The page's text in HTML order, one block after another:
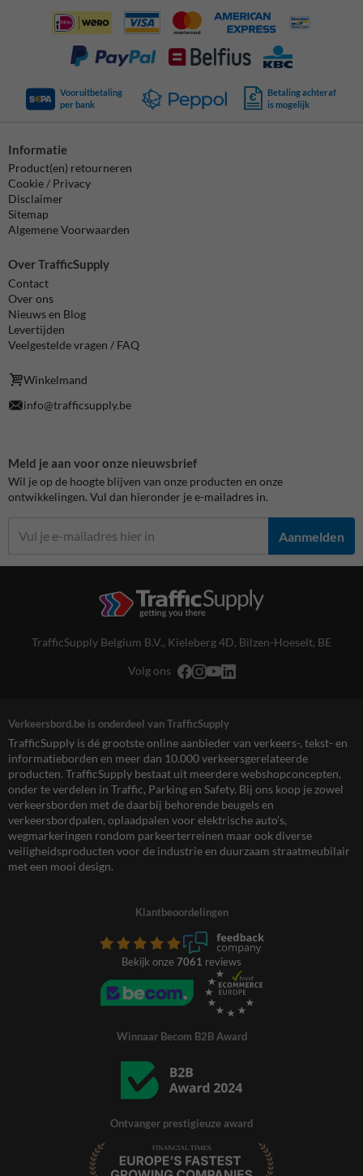
Vooruitbetaling
per bank
Betaling achteraf
is mogelijk
Informatie
Product(en) retourneren
Cookie / Privacy
Disclaimer
Sitemap
Algemene Voorwaarden
Over TrafficSupply
Contact
Over ons
Nieuws en Blog
Levertijden
Veelgestelde vragen / FAQ
Winkelmand
info@trafficsupply.be
Meld je aan voor onze nieuwsbrief
Wil je op de hoogte blijven van onze producten en onze
ontwikkelingen. Vul dan hieronder je e-mailadres in.
Aanmelden
TrafficSupply Belgium B.V., Kieleberg 4D, Bilzen-Hoeselt, BE
Volg ons
Verkeersbord.be is onderdeel van TrafficSupply
TrafficSupply is dé grootste online aanbieder van verkeers-, tekst- en
informatieborden en meer dan 10.000 verkeersgerelateerde
producten. TrafficSupply bestaat uit meerdere webshopconcepten,
onder te verdelen in Traffic, Parking en Safety. Bij ons koop je zowel
verkeersborden met de daarbij behorende beugels en
verkeersbordpalen, oplaadpalen voor elektrische auto’s,
wegmarkeringen rondom parkeerterreinen maar ook diverse
veiligheidsproducten voor de industrie en duurzaam straatmeubilair
met een mooi design.
Klantbeoordelingen
Bekijk onze 7061 reviews
Winnaar Becom B2B Award
Ontvanger prestigieuze award